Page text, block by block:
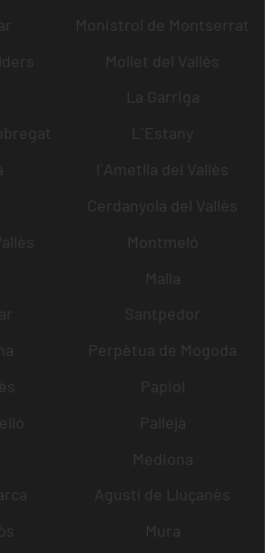
Monistrol de Montserrat
Mollet del Vallès
La Garriga
L´Estany
l´Ametlla del Vallès
Cerdanyola del Vallès
Montmeló
Malla
Santpedor
Perpètua de Mogoda
Papiol
Pallejà
Mediona
Agustí de Lluçanès
Mura